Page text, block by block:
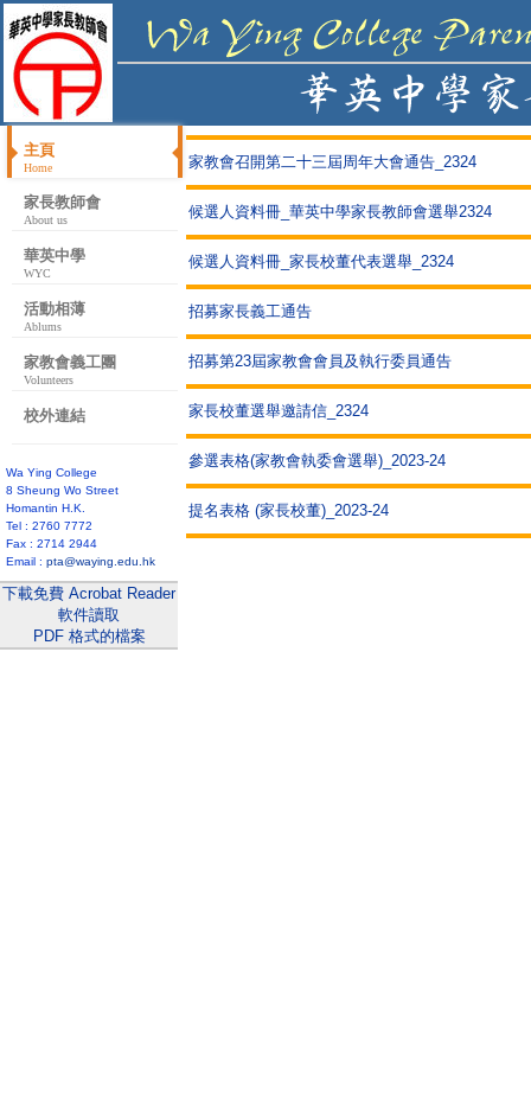
主頁
Home
家長教師會
About us
華英中學
WYC
活動相薄
Ablums
家教會義工團
Volunteers
校外連結
Wa Ying College
8 Sheung Wo Street
Homantin H.K.
Tel : 2760 7772
Fax : 2714 2944
Email : pta@waying.edu.hk
下載免費 Acrobat Reader
軟件讀取
PDF 格式的檔案
家教會召開第二十三屆周年大會通告_2324
候選人資料冊_華英中學家長教師會選舉2324
候選人資料冊_家長校董代表選舉_2324
招募家長義工通告
招募第23屆家教會會員及執行委員通告
家長校董選舉邀請信_2324
參選表格(家教會執委會選舉)_2023-24
提名表格 (家長校董)_2023-24